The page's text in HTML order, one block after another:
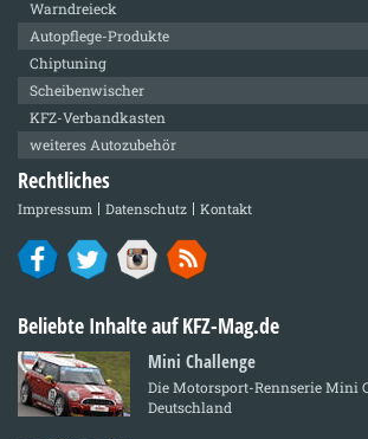
Warndreieck
Autopflege-Produkte
Chiptuning
Scheibenwischer
KFZ-Verbandkasten
weiteres Autozubehör
Rechtliches
Impressum Datenschutz Kontakt
Beliebte Inhalte auf KFZ-Mag.de
Mini Challenge
Die Motorsport-Rennserie Mini
Deutschland